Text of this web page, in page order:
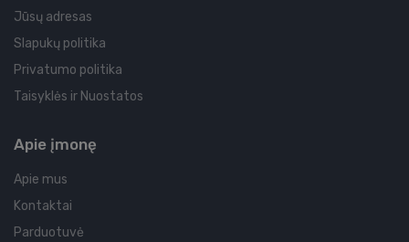
Jūsų adresas
Slapukų politika
Privatumo politika
Taisyklės ir Nuostatos
Apie įmonę
Apie mus
Kontaktai
Parduotuvė